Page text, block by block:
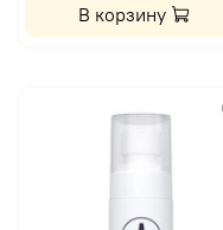
В корзину